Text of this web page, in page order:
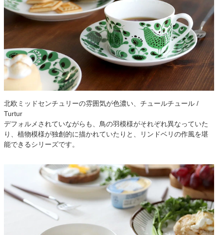
北欧ミッドセンチュリーの雰囲気が色濃い、チュールチュール /
Turtur
デフォルメされていながらも、鳥の羽模様がそれぞれ異なっていた
り、植物模様が独創的に描かれていたりと、リンドベリの作風を堪
能できるシリーズです。